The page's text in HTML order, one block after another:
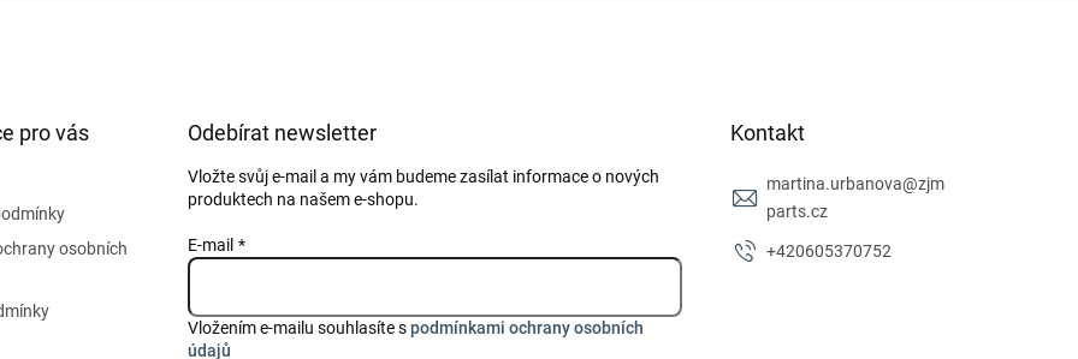
pro vás
osobních
Odebírat newsletter
Vložte svůj e-mail a my vám budeme zasílat informace o nových
produktech na našem e-shopu.
E-mail
Vložením e-mailu souhlasíte spodmínkami ochrany osobních
údajů
Kontakt
martina.urbanova@zjm
parts.cz
+420605370752